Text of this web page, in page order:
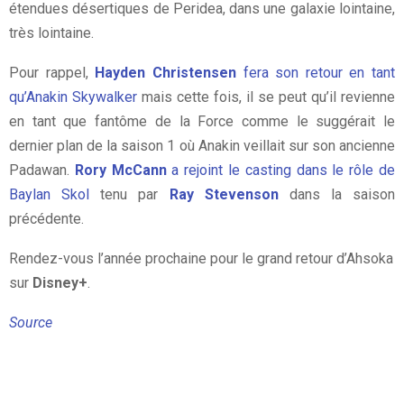
étendues désertiques de Peridea, dans une galaxie lointaine,
très lointaine.
Pour rappel, Hayden Christensenfera son retour en tant
qu’Anakin Skywalker mais cette fois, il se peut qu’il revienne
en tant que fantôme de la Force comme le suggérait le
dernier plan de la saison 1 où Anakin veillait sur son ancienne
Padawan. Rory McCanna rejoint le casting dans le rôle de
Baylan Skol tenu par Ray Stevensondans la saison
précédente.
Rendez-vous l’année prochaine pour le grand retour d’Ahsoka
sur Disney+
Source